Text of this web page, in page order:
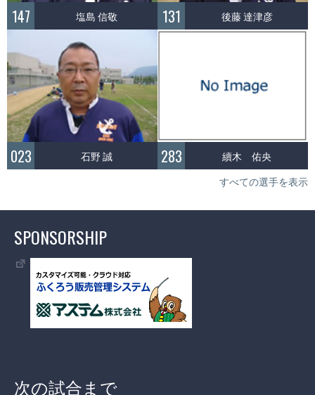
147 塩島 信敬 131 後藤 達津彦
023 石野 誠 283 續木 佑央
すべての選手を表示
SPONSORSHIP
次の試合まで